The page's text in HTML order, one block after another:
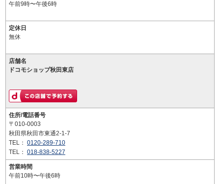
午前9時〜午後6時
定休日
無休
店舗名
ドコモショップ秋田東店
住所/電話番号
〒010-0003
秋田県秋田市東通2-1-7
TEL： 0120-289-710
TEL： 018-838-5227
営業時間
午前10時〜午後6時